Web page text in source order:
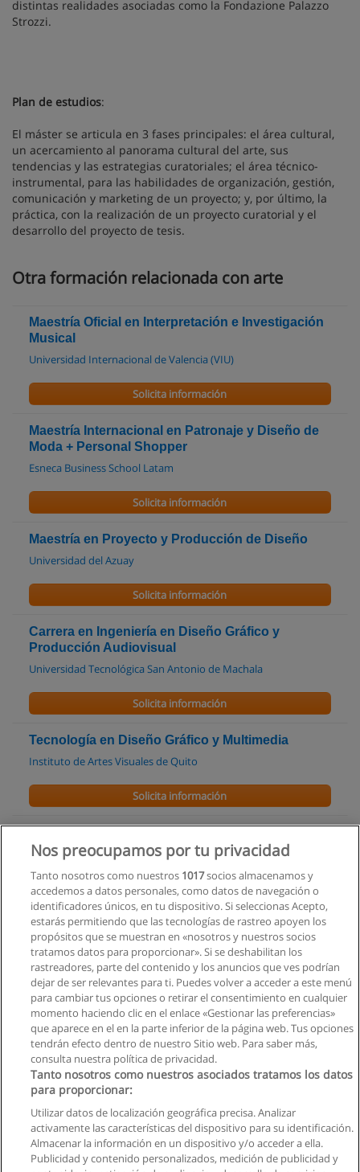
distintas realidades asociadas como la Fondazione Palazzo
Strozzi.
Plan de estudios:
El máster se articula en 3 fases principales: el área cultural,
un acercamiento al panorama cultural del arte, sus
tendencias y las estrategias curatoriales; el área técnico-
instrumental, para las habilidades de organización, gestión,
comunicación y marketing de un proyecto; y, por último, la
práctica, con la realización de un proyecto curatorial y el
desarrollo del proyecto de tesis.
Otra formación relacionada con arte
Maestría Oficial en Interpretación e Investigación
Musical
Universidad Internacional de Valencia (VIU)
Solicita información
Maestría Internacional en Patronaje y Diseño de
Moda + Personal Shopper
Esneca Business School Latam
Solicita información
Maestría en Proyecto y Producción de Diseño
Universidad del Azuay
Solicita información
Carrera en Ingeniería en Diseño Gráfico y
Producción Audiovisual
Universidad Tecnológica San Antonio de Machala
Solicita información
Tecnología en Diseño Gráfico y Multimedia
Instituto de Artes Visuales de Quito
Solicita información
L.E.X.A - Tecnológico Latinoamericano de Expresiones
Artísticas.
Solicita información
Carrera de Diseño
Pontificia Universidad Católica del Ecuador Sede Santo
Domingo
Solicita información
Privacidad de datos
Contactar con Educaedu
Nos preocupamos por tu privacidad
Tanto nosotros como nuestros 1017socios almacenamos y
accedemos a datos personales, como datos de navegación o
identificadores únicos, en tu dispositivo. Si seleccionas Acepto,
estarás permitiendo que las tecnologías de rastreo apoyen los
propósitos que se muestran en «nosotros y nuestros socios
tratamos datos para proporcionar». Si se deshabilitan los
rastreadores, parte del contenido y los anuncios que ves podrían
dejar de ser relevantes para ti. Puedes volver a acceder a este menú
para cambiar tus opciones o retirar el consentimiento en cualquier
momento haciendo clic en el enlace «Gestionar las preferencias»
que aparece en el en la parte inferior de la página web. Tus opciones
tendrán efecto dentro de nuestro Sitio web. Para saber más,
consulta nuestra política de privacidad.
Tanto nosotros como nuestros asociados tratamos los datos
para proporcionar:
Utilizar datos de localización geográfica precisa. Analizar
activamente las características del dispositivo para su identificación.
Almacenar la información en un dispositivo y/o acceder a ella.
Publicidad y contenido personalizados, medición de publicidad y